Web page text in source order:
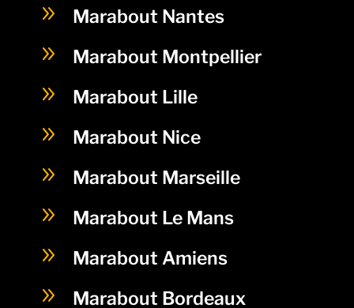
9 Marabout Nantes
9 Marabout Montpellier
9 Marabout Lille
9 Marabout Nice
9 Marabout Marseille
9 Marabout Le Mans
9 Marabout Amiens
9 Marabout Bordeaux